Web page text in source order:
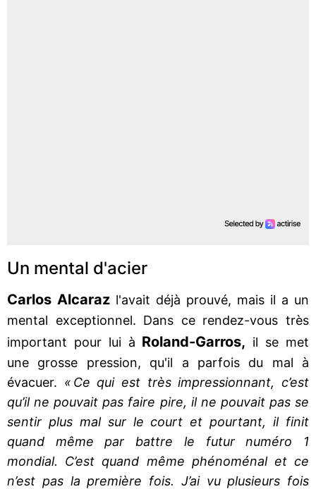
Un mental d'acier
Carlos Alcaraz l'avait déjà prouvé, mais il a un
mental exceptionnel. Dans ce rendez-vous très
important pour lui à Roland-Garros, il se met
une grosse pression, qu'il a parfois du mal à
évacuer. « Ce qui est très impressionnant, c’est
qu’il ne pouvait pas faire pire, il ne pouvait pas se
sentir plus mal sur le court et pourtant, il finit
quand même par battre le futur numéro 1
mondial. C’est quand même phénoménal et ce
n’est pas la première fois. J’ai vu plusieurs fois